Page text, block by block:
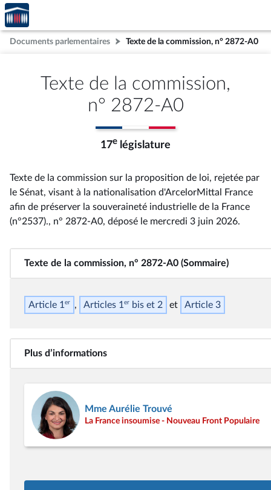
Aller au contenu
Aller en bas de la page
Accèder
à la
page
d'accueil
Documents parlementaires Texte de la commission, n° 2872-A0
Texte de la commission,
n° 2872-A0
17e législature
Texte de la commission sur la proposition de loi, rejetée par
le Sénat, visant à la nationalisation d'ArcelorMittal France
afin de préserver la souveraineté industrielle de la France
(n°2537)., n° 2872-A0, déposé le mercredi 3 juin 2026.
Texte de la commission, n° 2872-A0 (Sommaire)
Article 1er Articles 1er bis et 2 Article 3
Plus d’informations
Mme Aurélie Trouvé
La France insoumise - Nouveau Front Populaire